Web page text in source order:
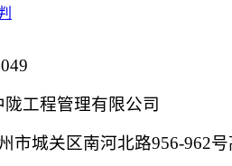
工程管理有限公司
市城关区南河北路956-962